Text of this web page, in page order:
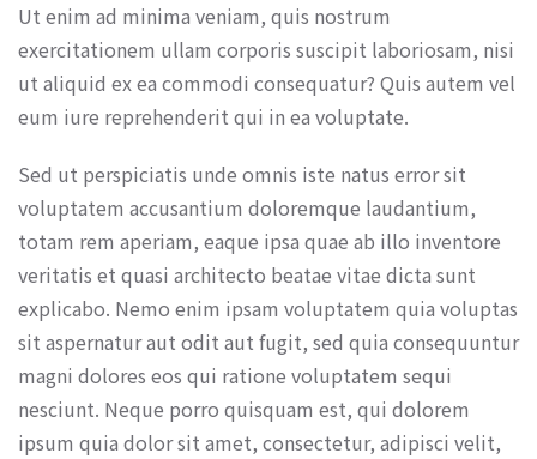
Ut enim ad minima veniam, quis nostrum
exercitationem ullam corporis suscipit laboriosam, nisi
ut aliquid ex ea commodi consequatur? Quis autem vel
eum iure reprehenderit qui in ea voluptate.
Sed ut perspiciatis unde omnis iste natus error sit
voluptatem accusantium doloremque laudantium,
totam rem aperiam, eaque ipsa quae ab illo inventore
veritatis et quasi architecto beatae vitae dicta sunt
explicabo. Nemo enim ipsam voluptatem quia voluptas
sit aspernatur aut odit aut fugit, sed quia consequuntur
magni dolores eos qui ratione voluptatem sequi
nesciunt. Neque porro quisquam est, qui dolorem
ipsum quia dolor sit amet, consectetur, adipisci velit,